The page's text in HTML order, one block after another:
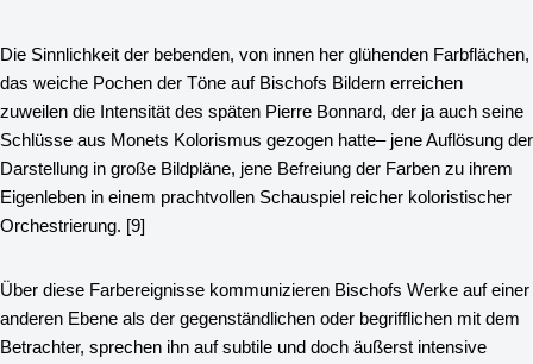
Die Sinnlichkeit der bebenden, von innen her glühenden Farbflächen,
das weiche Pochen der Töne auf Bischofs Bildern erreichen
zuweilen die Intensität des späten Pierre Bonnard, der ja auch seine
Schlüsse aus Monets Kolorismus gezogen hatte– jene Auflösung der
Darstellung in große Bildpläne, jene Befreiung der Farben zu ihrem
Eigenleben in einem prachtvollen Schauspiel reicher koloristischer
Orchestrierung. [9]
Über diese Farbereignisse kommunizieren Bischofs Werke auf einer
anderen Ebene als der gegenständlichen oder begrifflichen mit dem
Betrachter, sprechen ihn auf subtile und doch äußerst intensive